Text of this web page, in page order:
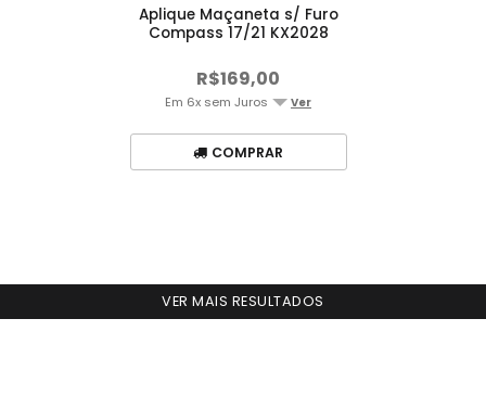
Aplique Maçaneta s/ Furo
Compass 17/21 KX2028
R$169,00
Em 6x sem Juros Ver
COMPRAR
VER MAIS RESULTADOS